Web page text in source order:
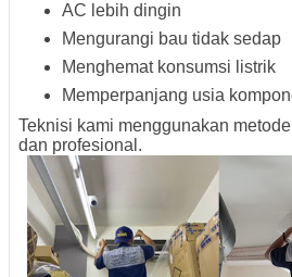
AC lebih dingin
Mengurangi bau tidak sedap
Menghemat konsumsi listrik
Memperpanjang usia
Teknisi kami menggunakan
dan profesional.